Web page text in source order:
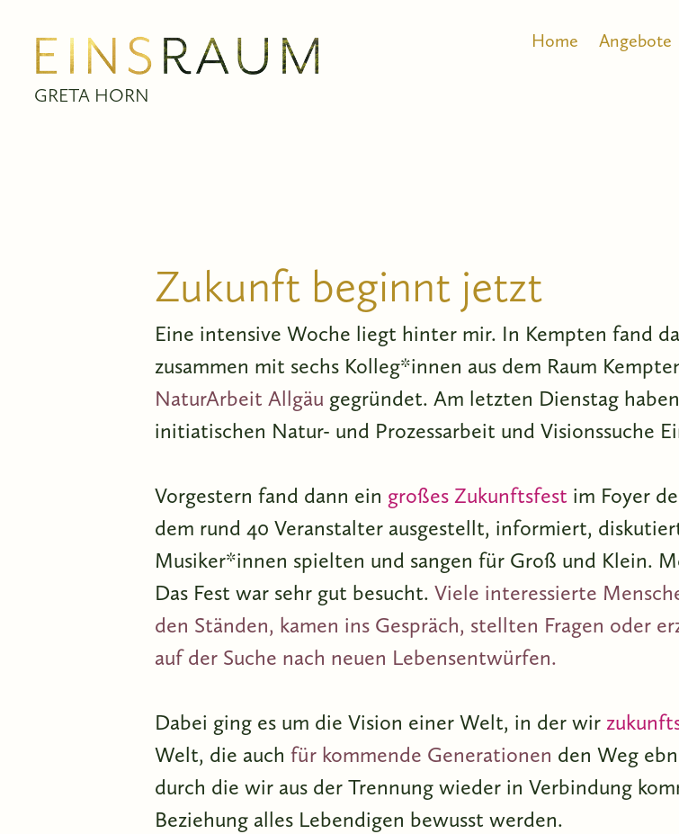
GRETA HORN
Home Angebote
Zukunft beginnt jetzt
Eine intensive Woche liegt hinter mir. In Kempten fand
zusammen mit sechs Kolleg*innen aus dem Raum
NaturArbeit Allgäu gegründet. Am letzten Dienstag
initiatischen Natur- und Prozessarbeit und Visionssuche
Vorgestern fand dann ein großes Zukunftsfest im Foyer
dem rund 40 Veranstalter ausgestellt, informiert,
Musiker*innen spielten und sangen für Groß und Klein.
Das Fest war sehr gut besucht. Viele interessierte
den Ständen, kamen ins Gespräch, stellten Fragen oder
auf der Suche nach neuen Lebensentwürfen.
Dabei ging es um die Vision einer Welt, in der wir
Welt, die auch für kommende Generationen den Weg
durch die wir aus der Trennung wieder in Verbindung
Beziehung alles Lebendigen bewusst werden.